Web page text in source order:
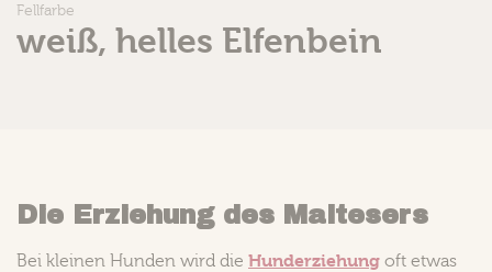
Fellfarbe
weiß, helles Elfenbein
Die Erziehung des Maltesers
Bei kleinen Hunden wird die Hunderziehung oft etwas